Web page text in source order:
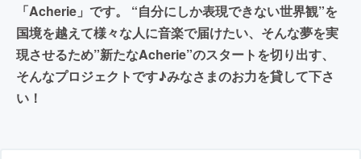
「Acherie」です。 “自分にしか表現できない世界観”を
国境を越えて様々な人に音楽で届けたい、そんな夢を実
現させるため”新たなAcherie”のスタートを切り出す、
そんなプロジェクトです♪みなさまのお力を貸して下さ
い！